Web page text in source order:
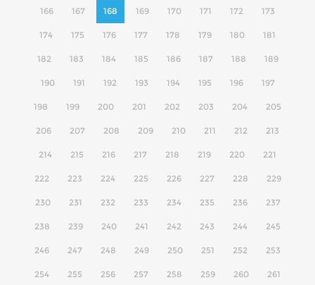
166 167 168 169 170 171 172 173
174 175 176 177 178 179 180 181
182 183 184 185 186 187 188 189
190 191 192 193 194 195 196 197
198 199 200 201 202 203 204 205
206 207 208 209 210 211 212 213
214 215 216 217 218 219 220 221
222 223 224 225 226 227 228 229
230 231 232 233 234 235 236 237
238 239 240 241 242 243 244 245
246 247 248 249 250 251 252 253
254 255 256 257 258 259 260 261